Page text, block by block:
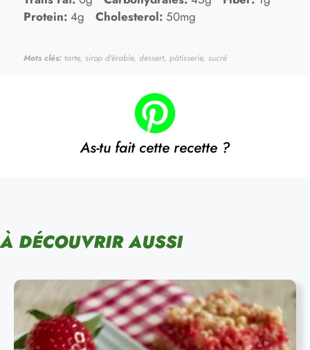
Protein: 4g Cholesterol: 50mg
Mots clés: tarte, sirop d'érable, dessert, pâtisserie, sucré
As-tu fait cette recette ?
À DÉCOUVRIR AUSSI